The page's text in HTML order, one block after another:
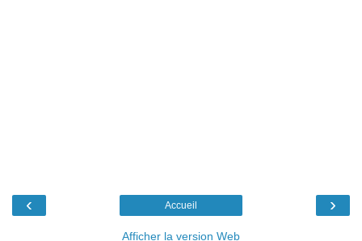
‹ ›
Accueil
Afficher la version Web